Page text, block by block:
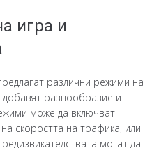
игра и
различни режими на
добавят разнообразие и
може да включват
скоростта на трафика, или
могат да